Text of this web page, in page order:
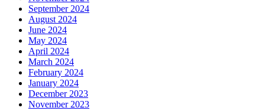
September 2024
August 2024
June 2024
May 2024
April 2024
March 2024
February 2024
January 2024
December 2023
November 2023